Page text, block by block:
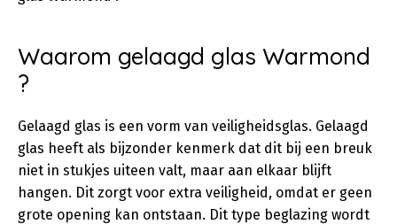
Waarom gelaagd glas Warmond
?
Gelaagd glas is een vorm van veiligheidsglas. Gelaagd
glas heeft als bijzonder kenmerk dat dit bij een breuk
niet in stukjes uiteen valt, maar aan elkaar blijft
hangen. Dit zorgt voor extra veiligheid, omdat er geen
grote opening kan ontstaan. Dit type beglazing wordt